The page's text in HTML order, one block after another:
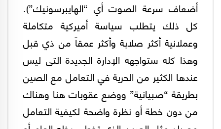
أضعاف سرعة الصوت أي “الهايبرسونيك”).
كل ذلك يتطلب سياسة أميركية متكاملة
وعملانية أكثر صلابة وأكثر عمقاً من ذي قبل
وهذا كله ستواجهه الإدارة الجديدة التى ليس
عندها الكثير من الحرية في التعامل مع الصين
بطريقة “صبيانية” ووضع عقوبات هنا وهناك
من دون خطة أو نظرة واضحة لكيفية التعامل